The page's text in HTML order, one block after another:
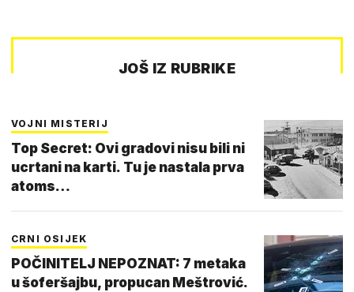
JOŠ IZ RUBRIKE
VOJNI MISTERIJ
Top Secret: Ovi gradovi nisu bili ni
ucrtani na karti. Tu je nastala prva
atoms…
CRNI OSIJEK
POČINITELJ NEPOZNAT: 7 metaka
u šoferšajbu, propucan Meštrović.